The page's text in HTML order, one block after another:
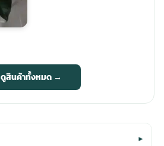
ดูสินค้าทั้งหมด →
▾